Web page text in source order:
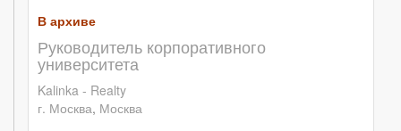
В архиве
Руководитель корпоративного
университета
Kalinka - Realty
г. Москва, Москва